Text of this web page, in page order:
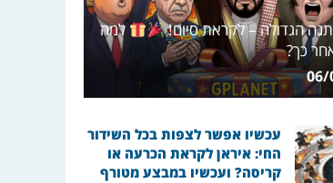
הגדולה – לקראת סיום!
למה
כך?
עכשיו אפשר לצפות בכל השידור
החי: איראן לקראת הכרעה או
קריסה? ועכשיו במבצע מטורף